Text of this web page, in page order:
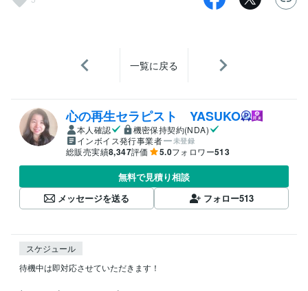
一覧に戻る
心の再生セラピスト YASUKO
本人確認
機密保持契約(NDA)
インボイス発行事業者
未登録
総販売実績8,347評価 5.0フォロワー513
無料で見積り相談
メッセージを送る
フォロー513
スケジュール
待機中は即対応させていただきます！